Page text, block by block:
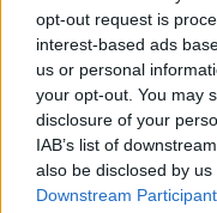
opt-out request is
interest-based ads
us or personal
your opt-out. You may
disclosure of your
IAB’s list of
also be disclosed by
Downstream
Marsupilami